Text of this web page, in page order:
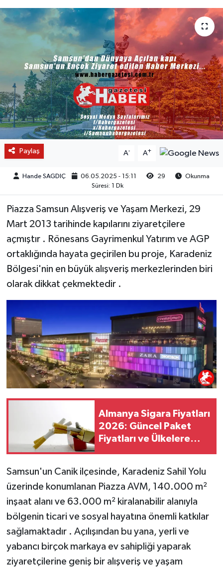
Paylaş A- A+
Hande SAGDIÇ 06.05.2025 - 15:11 29
Okunma
Süresi: 1 Dk
Piazza Samsun Alışveriş ve Yaşam Merkezi, 29
Mart 2013 tarihinde kapılarını ziyaretçilere
açmıştır . Rönesans Gayrimenkul Yatırım ve AGP
ortaklığında hayata geçirilen bu proje, Karadeniz
Bölgesi'nin en büyük alışveriş merkezlerinden biri
olarak dikkat çekmektedir .
Almanya Sigara Fiyatları
2026: Güncel Paket
Fiyatları ve Ülkelere
Samsun'un Canik ilçesinde, Karadeniz Sahil Yolu
üzerinde konumlanan Piazza AVM, 140.000 m²
inşaat alanı ve 63.000 m² kiralanabilir alanıyla
bölgenin ticari ve sosyal hayatına önemli katkılar
sağlamaktadır . Açılışından bu yana, yerli ve
yabancı birçok markaya ev sahipliği yaparak
ziyaretçilerine geniş bir alışveriş ve yaşam